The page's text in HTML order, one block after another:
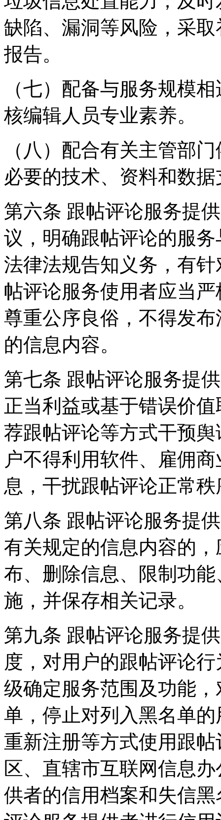
缺陷、漏洞等风险，采
报告。
（七）配备与服务规模
核编辑人员专业素养。
（八）配合有关主管部
必要的技术、资料和数
第六条 跟帖评论服务提
议，明确跟帖评论的服
法律法规告知义务，有
帖评论服务使用者应当
尊重公序良俗，不得发
的信息内容。
第七条 跟帖评论服务提
正当利益或基于错误价
荐跟帖评论等方式干预
户不得利用软件、雇佣
息，干扰跟帖评论正常
第八条 跟帖评论服务提
有关规定的信息内容的
布、删除信息、限制功
施，并保存相关记录。
第九条 跟帖评论服务提
度，对用户的跟帖评论
级确定服务范围及功能
单，停止对列入黑名单
重新注册等方式使用跟
区、直辖市互联网信息
供者的信用档案和失信